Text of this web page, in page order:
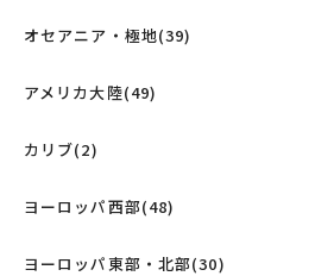
オセアニア・極地(39)
アメリカ大陸(49)
カリブ(2)
ヨーロッパ西部(48)
ヨーロッパ東部・北部(30)